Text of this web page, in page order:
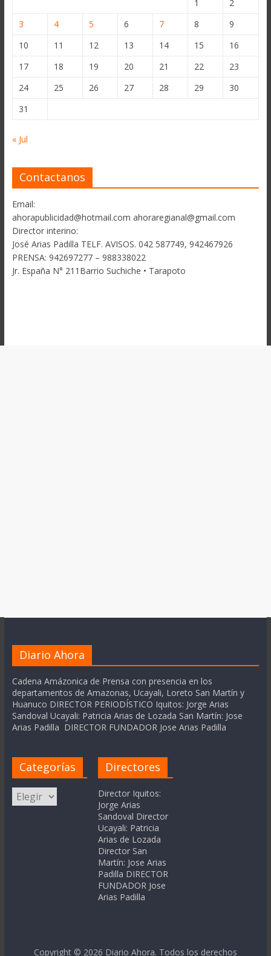
1
2
3
4 5 6 7 8
9
10
11 12 13 14 15
16
17
18 19 20 21 22
23
24
25 26 27 28 29
30
31
« Jul
Contactanos
Email:
ahorapublicidad@hotmail.com ahoraregianal@gmail.com
Director interino:
José Arias Padilla TELF. AVISOS. 042 587749, 942467926
PRENSA: 942697277 – 988338022
Jr. España N° 211Barrio Suchiche • Tarapoto
Diario Ahora
Cadena Amázonica de Prensa con presencia en los
departamentos de Amazonas, Ucayali, Loreto San Martín y
Huanuco DIRECTOR PERIODÍSTICO Iquitos: Jorge Arias
Sandoval Ucayali: Patricia Arias de Lozada San Martín: Jose
Arias Padilla DIRECTOR FUNDADOR Jose Arias Padilla
Categorías
Categorías
Directores
Director Iquitos:
Jorge Arias
Sandoval Director
Ucayali: Patricia
Arias de Lozada
Director San
Martín: Jose Arias
Padilla DIRECTOR
FUNDADOR Jose
Arias Padilla
Copyright © 2026 Diario Ahora. Todos los derechos